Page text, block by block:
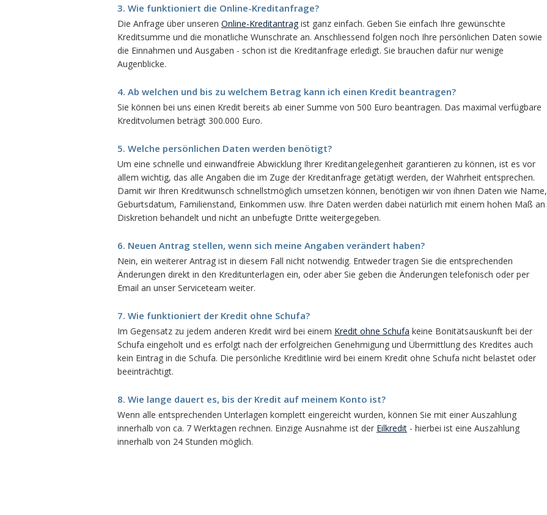
3. Wie funktioniert die Online-Kreditanfrage?
Die Anfrage über unseren Online-Kreditantragist ganz einfach. Geben Sie einfach Ihre gewünschte
Kreditsumme und die monatliche Wunschrate an. Anschliessend folgen noch Ihre persönlichen Daten sowie
die Einnahmen und Ausgaben - schon ist die Kreditanfrage erledigt. Sie brauchen dafür nur wenige
Augenblicke.
4. Ab welchen und bis zu welchem Betrag kann ich einen Kredit beantragen?
Sie können bei uns einen Kredit bereits ab einer Summe von 500 Euro beantragen. Das maximal verfügbare
Kreditvolumen beträgt 300.000 Euro.
5. Welche persönlichen Daten werden benötigt?
Um eine schnelle und einwandfreie Abwicklung Ihrer Kreditangelegenheit garantieren zu können, ist es vor
allem wichtig, das alle Angaben die im Zuge der Kreditanfrage getätigt werden, der Wahrheit entsprechen.
Damit wir Ihren Kreditwunsch schnellstmöglich umsetzen können, benötigen wir von ihnen Daten wie Name,
Geburtsdatum, Familienstand, Einkommen usw. Ihre Daten werden dabei natürlich mit einem hohen Maß an
Diskretion behandelt und nicht an unbefugte Dritte weitergegeben.
6. Neuen Antrag stellen, wenn sich meine Angaben verändert haben?
Nein, ein weiterer Antrag ist in diesem Fall nicht notwendig. Entweder tragen Sie die entsprechenden
Änderungen direkt in den Kreditunterlagen ein, oder aber Sie geben die Änderungen telefonisch oder per
Email an unser Serviceteam weiter.
7. Wie funktioniert der Kredit ohne Schufa?
Im Gegensatz zu jedem anderen Kredit wird bei einem Kredit ohne Schufa keine Bonitätsauskunft bei der
Schufa eingeholt und es erfolgt nach der erfolgreichen Genehmigung und Übermittlung des Kredites auch
kein Eintrag in die Schufa. Die persönliche Kreditlinie wird bei einem Kredit ohne Schufa nicht belastet oder
beeinträchtigt.
8. Wie lange dauert es, bis der Kredit auf meinem Konto ist?
Wenn alle entsprechenden Unterlagen komplett eingereicht wurden, können Sie mit einer Auszahlung
innerhalb von ca. 7 Werktagen rechnen. Einzige Ausnahme ist der Eilkredit - hierbei ist eine Auszahlung
innerhalb von 24 Stunden möglich.